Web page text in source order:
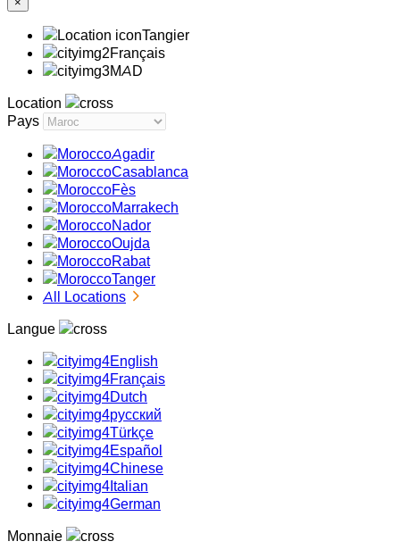
Tangier
Français
MAD
Location
Pays
Agadir
Casablanca
Fès
Marrakech
Nador
Oujda
Rabat
Tanger
All Locations
Langue
English
Français
Dutch
русский
Türkçe
Español
Chinese
Italian
German
Monnaie